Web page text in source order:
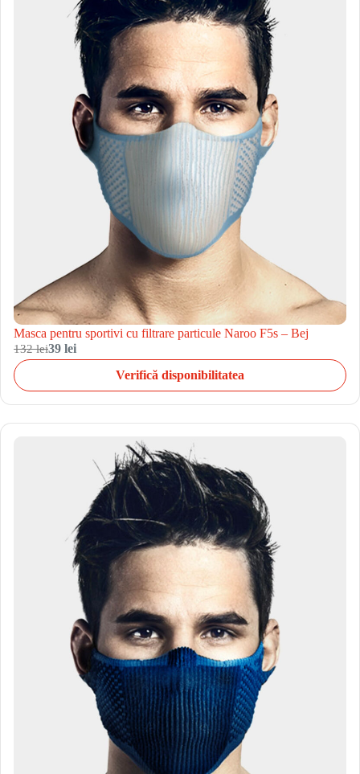
Masca pentru sportivi cu filtrare particule Naroo F5s – Bej
132 lei39 lei
Verifică disponibilitatea